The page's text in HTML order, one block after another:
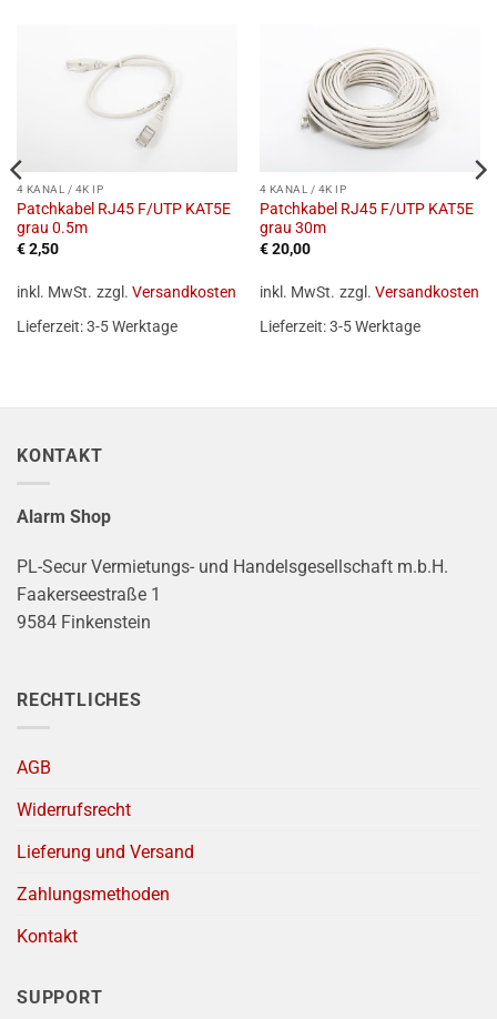
4 KANAL / 4K IP
Patchkabel RJ45 F/UTP KAT5E
grau 0.5m
€2,50
inkl. MwSt. zzgl. Versandkosten
Lieferzeit:3-5 Werktage
4 KANAL / 4K IP
Patchkabel RJ45 F/UTP KAT5E
grau 30m
€20,00
inkl. MwSt. zzgl. Versandkosten
Lieferzeit:3-5 Werktage
KONTAKT
Alarm Shop
PL-Secur Vermietungs- und Handelsgesellschaft m.b.H.
Faakerseestraße 1
9584 Finkenstein
RECHTLICHES
AGB
Widerrufsrecht
Lieferung und Versand
Zahlungsmethoden
Kontakt
SUPPORT